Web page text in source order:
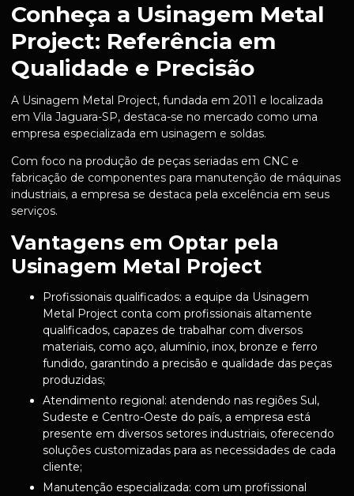
Conheça a Usinagem Metal
Project: Referência em
Qualidade e Precisão
A Usinagem Metal Project, fundada em 2011 e localizada
em Vila Jaguara-SP, destaca-se no mercado como uma
empresa especializada em usinagem e soldas.
Com foco na produção de peças seriadas em CNC e
fabricação de componentes para manutenção de máquinas
industriais, a empresa se destaca pela excelência em seus
serviços.
Vantagens em Optar pela
Usinagem Metal Project
Profissionais qualificados: a equipe da Usinagem
Metal Project conta com profissionais altamente
qualificados, capazes de trabalhar com diversos
materiais, como aço, alumínio, inox, bronze e ferro
fundido, garantindo a precisão e qualidade das peças
produzidas;
Atendimento regional: atendendo nas regiões Sul,
Sudeste e Centro-Oeste do país, a empresa está
presente em diversos setores industriais, oferecendo
soluções customizadas para as necessidades de cada
cliente;
Manutenção especializada: com um profissional